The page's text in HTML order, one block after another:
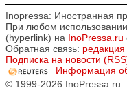
Inopressa: Иностранная
При любом
(hyperlink) на InoPressa.ru
Обратная связь: редакция
Подписка на новости
Информация
© 1999-2026 InoPressa.ru